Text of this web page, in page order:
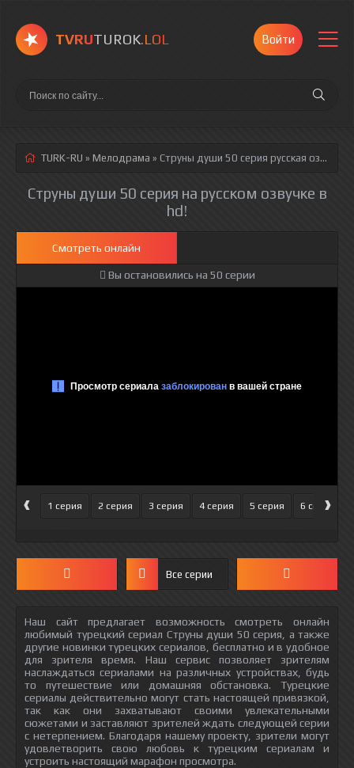
TVRUTUROK.LOL Войти
TURK-RU » Мелодрама » Струны души 50 серия русская озвучка полностью смотреть онлайн!
Струны души 50 серия на русском озвучке в
hd!
Смотреть онлайн
Вы остановились на 50 серии
‹ 1 серия 2 серия 3 серия 4 серия 5 серия 6 серия
›
Все серии
Наш сайт предлагает возможность смотреть онлайн
любимый турецкий сериал Струны души 50 серия, а также
другие новинки турецких сериалов, бесплатно и в удобное
для зрителя время. Наш сервис позволяет зрителям
наслаждаться сериалами на различных устройствах, будь
то путешествие или домашняя обстановка. Турецкие
сериалы действительно могут стать настоящей привязкой,
так как они захватывают своими увлекательными
сюжетами и заставляют зрителей ждать следующей серии
с нетерпением. Благодаря нашему проекту, зрители могут
удовлетворить свою любовь к турецким сериалам и
устроить настоящий марафон просмотра.